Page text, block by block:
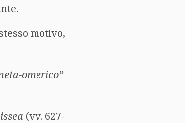
motivo,
omerico”
(vv. 627-